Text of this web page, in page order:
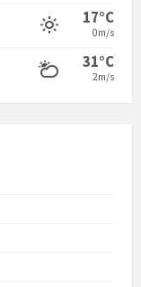
17°C
0m/s
31°C
2m/s